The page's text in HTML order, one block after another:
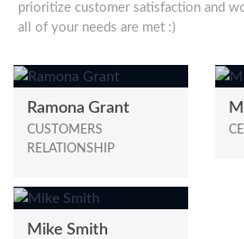
prioritize customer satisfaction and
all of your needs are met :)
Ramona Grant
CUSTOMERS
RELATIONSHIP
Mike Smith